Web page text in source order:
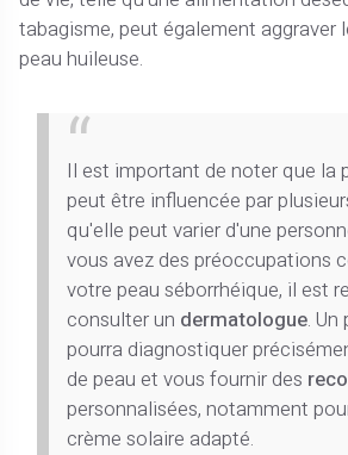
tabagisme, peut également aggraver
peau huileuse.
Il est important de noter que la
peut être influencée par
qu'elle peut varier d'une
vous avez des préoccupations
votre peau séborrhéique, il est
consulter un dermatologue.
pourra diagnostiquer
de peau et vous fournir des
personnalisées, notamment
crème solaire adapté.